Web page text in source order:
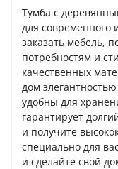
Тумба с
для современного
заказать мебель,
потребностям и
качественных
дом
удобны для
гарантирует
и получите
специально для
и сделайте свой